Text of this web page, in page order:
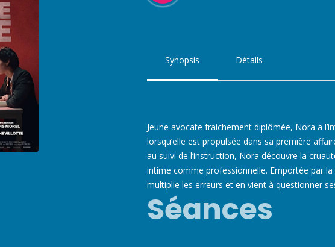
Synopsis Détails
Jeune avocate fraichement diplômée, Nora a
lorsqu’elle est propulsée dans sa première
au suivi de l’instruction, Nora découvre la
intime comme professionnelle. Emportée par
multiplie les erreurs et en vient à questionner
Séances